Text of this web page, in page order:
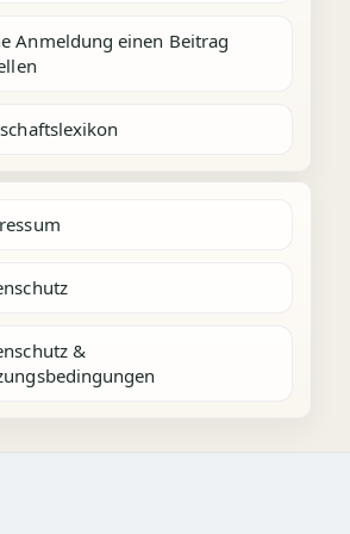
Anmeldung einen Beitrag
&